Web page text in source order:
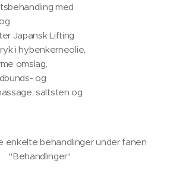
med
Japansk Lifting
i hybenkerneolie,
omslag,
og
saltsten og
enkelte behandlinger under fanen
"Behandlinger"